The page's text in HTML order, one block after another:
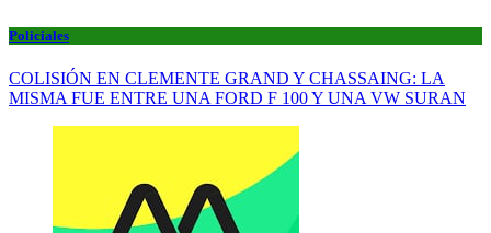
Policiales
COLISIÓN EN CLEMENTE GRAND Y CHASSAING: LA
MISMA FUE ENTRE UNA FORD F 100 Y UNA VW SURAN